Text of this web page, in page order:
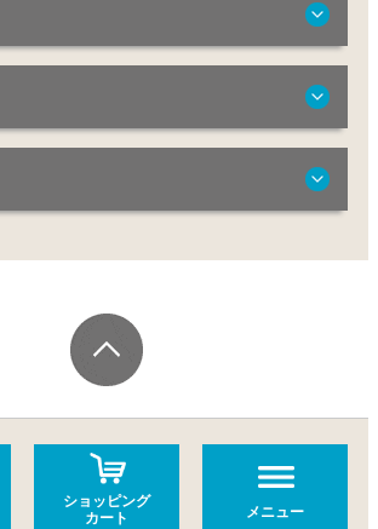
ショッピング
カート
メニュー